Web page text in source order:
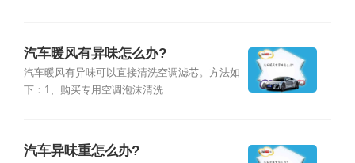
汽车暖风有异味怎么办?
汽车暖风有异味可以直接清洗空调滤芯。方法如
下：1、购买专用空调泡沫清洗...
汽车异味重怎么办?